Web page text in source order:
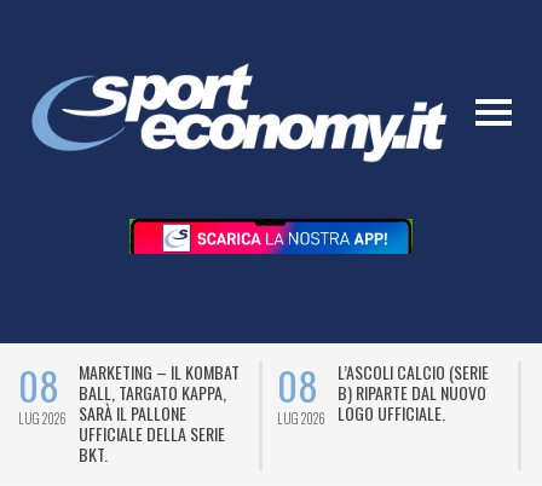
08
LUG 2026
MARKETING – IL KOMBAT
BALL, TARGATO KAPPA,
SARÀ IL PALLONE
UFFICIALE DELLA SERIE
BKT.
08
LUG 2026
L’ASCOLI CALCIO (SERIE
B) RIPARTE DAL NUOVO
LOGO UFFICIALE.